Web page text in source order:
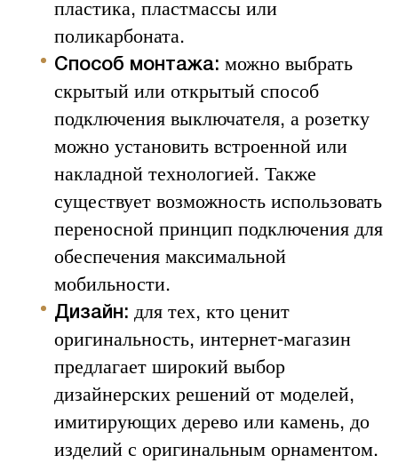
пластика, пластмассы или
поликарбоната.
Способ монтажа:можно выбрать
скрытый или открытый способ
подключения выключателя, а розетку
можно установить встроенной или
накладной технологией. Также
существует возможность использовать
переносной принцип подключения для
обеспечения максимальной
мобильности.
Дизайн:для тех, кто ценит
оригинальность, интернет-магазин
предлагает широкий выбор
дизайнерских решений от моделей,
имитирующих дерево или камень, до
изделий с оригинальным орнаментом.